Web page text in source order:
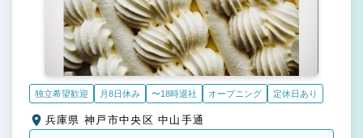
独立希望歓迎 月8日休み 〜18時退社 オープニング 定休日あり
兵庫県 神戸市中央区 中山手通